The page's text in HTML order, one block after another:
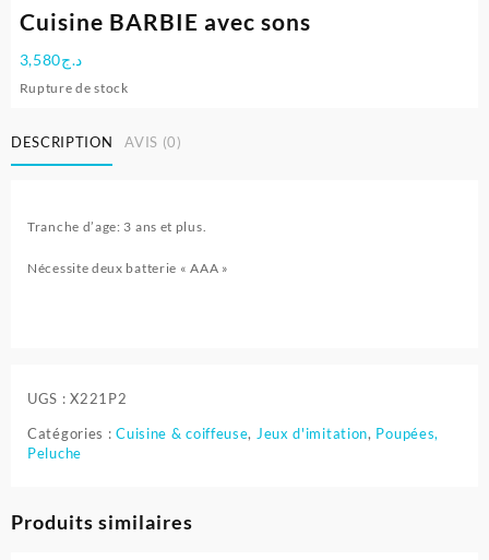
Cuisine BARBIE avec sons
د.ج3,580
Rupture de stock
DESCRIPTION AVIS (0)
Tranche d’age: 3 ans et plus.
Nécessite deux batterie « AAA »
UGS :X221P2
Catégories :Cuisine & coiffeuse, Jeux d'imitation, Poupées,
Peluche
Produits similaires